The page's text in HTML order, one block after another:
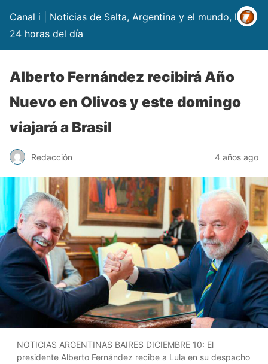
Canal i | Noticias de Salta, Argentina y el mundo, las
24 horas del día
Alberto Fernández recibirá Año
Nuevo en Olivos y este domingo
viajará a Brasil
Redacción 4 años ago
NOTICIAS ARGENTINAS BAIRES DICIEMBRE 10: El
presidente Alberto Fernández recibe a Lula en su despacho